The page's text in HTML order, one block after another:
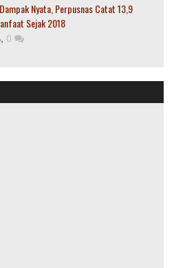
Nyata, Perpusnas Catat 13,9
Sejak 2018
, 0